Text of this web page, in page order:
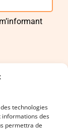
technologies
informations des
permettra de
?
!